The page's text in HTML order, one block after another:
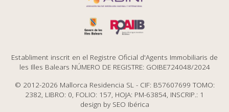
Establiment inscrit en el Registre Oficial d'Agents Immobiliaris de
les Illes Balears NÚMERO DE REGISTRE: GOIBE724048/2024
© 2012-2026 Mallorca Residencia SL - CIF: B57607699 TOMO:
2382, LIBRO: 0, FOLIO: 157, HOJA: PM-63854, INSCRIP.: 1
design by SEO Ibérica